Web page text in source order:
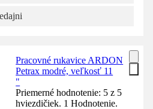
Pracovné rukavice ARDON
Petrax modré, veľkosť 11
"
Priemerné hodnotenie: 5 z 5
hviezdičiek. 1 Hodnotenie.